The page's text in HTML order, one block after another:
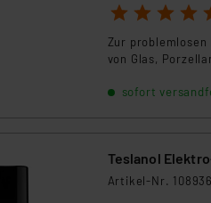
1 2 3 4 5
Zur
von Glas,
sofort
Teslanol
Artikel-Nr. 108936